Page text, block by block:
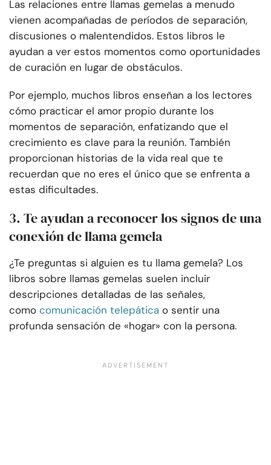
Las relaciones entre llamas gemelas a menudo
vienen acompañadas de períodos de separación,
discusiones o malentendidos. Estos libros le
ayudan a ver estos momentos como oportunidades
de curación en lugar de obstáculos.
Por ejemplo, muchos libros enseñan a los lectores
cómo practicar el amor propio durante los
momentos de separación, enfatizando que el
crecimiento es clave para la reunión. También
proporcionan historias de la vida real que te
recuerdan que no eres el único que se enfrenta a
estas dificultades.
3. Te ayudan a reconocer los signos de una
conexión de llama gemela
¿Te preguntas si alguien es tu llama gemela? Los
libros sobre llamas gemelas suelen incluir
descripciones detalladas de las señales,
como comunicación telepática o sentir una
profunda sensación de «hogar» con la persona.